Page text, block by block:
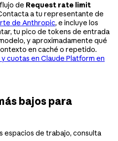
de Request rate limit
a tu representante de
de Anthropic, e incluye los
tu pico de tokens de entrada
y aproximadamente qué
en caché o repetido.
cuotas en Claude Platform en
bajos para
espacios de trabajo, consulta